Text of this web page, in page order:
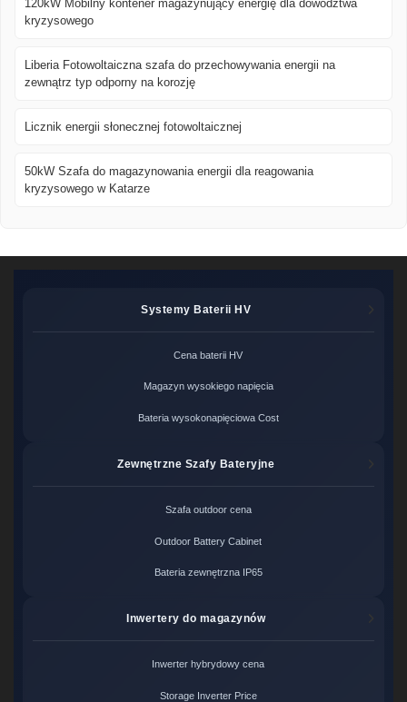
120kW Mobilny kontener magazynujący energię dla dowództwa
kryzysowego
Liberia Fotowoltaiczna szafa do przechowywania energii na
zewnątrz typ odporny na korozję
Licznik energii słonecznej fotowoltaicznej
50kW Szafa do magazynowania energii dla reagowania
kryzysowego w Katarze
Systemy Baterii HV
Cena baterii HV
Magazyn wysokiego napięcia
Bateria wysokonapięciowa Cost
Zewnętrzne Szafy Bateryjne
Szafa outdoor cena
Outdoor Battery Cabinet
Bateria zewnętrzna IP65
Inwertery do magazynów
Inwerter hybrydowy cena
Storage Inverter Price